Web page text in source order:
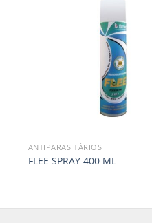
ANTIPARASITÁRIOS
FLEE SPRAY 400 ML